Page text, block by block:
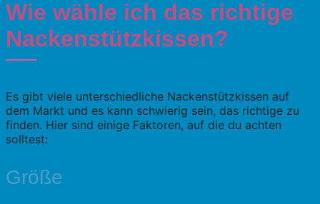
Wie wähle ich das richtige
Nackenstützkissen?
Es gibt viele unterschiedliche Nackenstützkissen auf
dem Markt und es kann schwierig sein, das richtige zu
finden. Hier sind einige Faktoren, auf die du achten
solltest:
Größe